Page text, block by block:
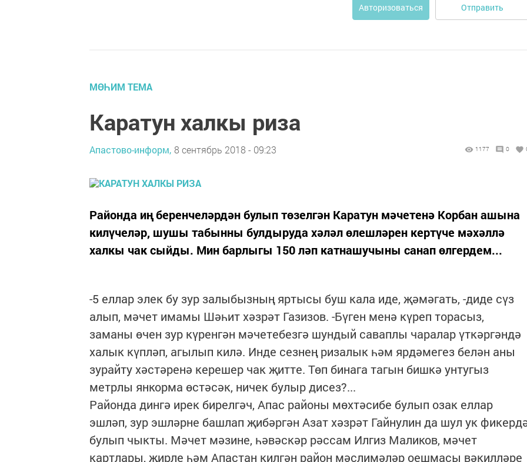
Авторизоваться Отправить
МӨҺИМ ТЕМА
Каратун халкы риза
Апастово-информ, 8 сентябрь 2018 - 09:23 1177 0
Районда иң беренчеләрдән булып төзелгән Каратун мәчетенә Корбан ашына
килүчеләр, шушы табынны булдыруда хәләл өлешләрен кертүче мәхәллә
халкы чак сыйды. Мин барлыгы 150 ләп катнашучыны санап өлгердем...
-5 еллар элек бу зур залыбызның яртысы буш кала иде, җәмәгать, -диде сүз
алып, мәчет имамы Шәһит хәзрәт Газизов. -Бүген менә күреп торасыз,
заманы өчен зур күренгән мәчетебезгә шундый саваплы чаралар үткәргәндә
халык күпләп, агылып килә. Инде сезнең ризалык һәм ярдәмегез белән аны
зурайту хәстәренә керешер чак җитте. Төп бинага тагын бишкә унтугыз
метрлы янкорма өстәсәк, ничек булыр дисез?...
Районда дингә ирек бирелгәч, Апас районы мөхтәсибе булып озак еллар
эшләп, зур эшләрне башлап җибәргән Азат хәзрәт Гайнулин да шул ук
булып чыкты. Мәчет мәзине, һәвәскәр рәссам Илгиз Маликов, мәчет
картлары, җирле һәм Апастан килгән район мәслимәләр оешмасы вәкилләре